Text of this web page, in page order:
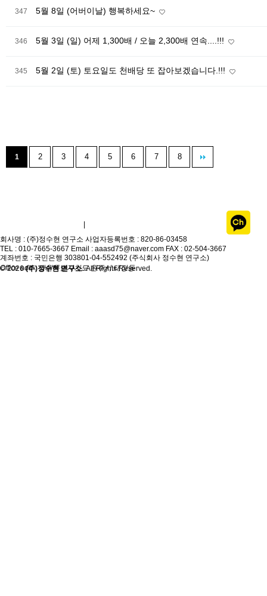
347 5월 8일 (어버이날) 행복하세요~
346 5월 3일 (일) 어제 1,300배 / 오늘 2,300배 연속....!!!
345 5월 2일 (토) 토요일도 천배당 또 잡아보겠습니다.!!!
1 2 3 4 5 6 7 8
회사명 : (주)정수현 연구소 사업자등록번호 : 820-86-03458
TEL : 010-7665-3667 Email : aaasd75@naver.com FAX : 02-504-3667
계좌번호 : 국민은행 303801-04-552492 (주식회사 정수현 연구소)
Office add : 강원특별자치도 원주시 태장동
© 2026(주)정수현 연구소. All Rights Reserved.